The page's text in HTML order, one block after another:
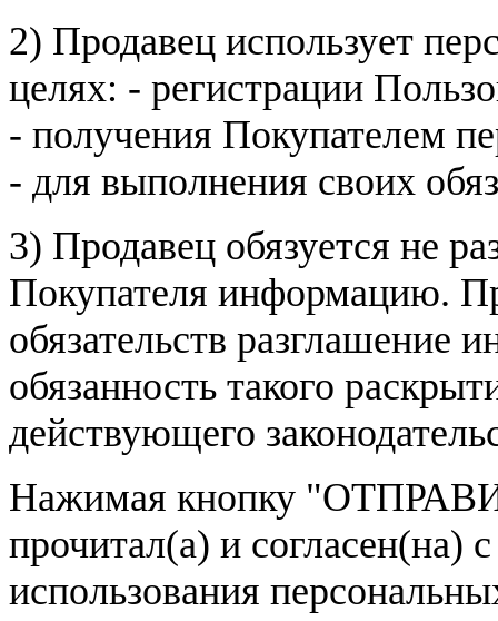
2) Продавец использует
целях: - регистрации
- получения Покупателем
- для выполнения своих
3) Продавец обязуется не
Покупателя информацию.
обязательств разглашение
обязанность такого
действующего
Нажимая кнопку
прочитал(а) и согласен(на)
использования